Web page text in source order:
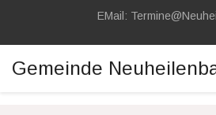
EMail:
Gemeinde